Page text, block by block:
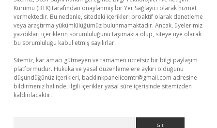
Kurumu (BTK) tarafından onaylanmış bir Yer Sağlayıcı olarak hizmet
vermektedir. Bu nedenle, sitedeki içerikleri proaktif olarak denetleme
veya araştırma yükümlülüğümüz bulunmamaktadır. Ancak, üyelerimiz
yazdıkları içeriklerin sorumluluğunu taşımakta olup, siteye üye olarak
bu sorumluluğu kabul etmiş sayılırlar.
Sitemiz, kar amacı gütmeyen ve tamamen ücretsiz bir bilgi paylaşım
platformudur. Hukuka ve yasal düzenlemelere aykırı olduğunu
düşündüğünüz içerikleri, backlinkpanelicomtr@gmail.com adresine
bildirmeniz halinde, ilgili içerikler yasal süre içerisinde sitemizden
kaldırılacaktır.